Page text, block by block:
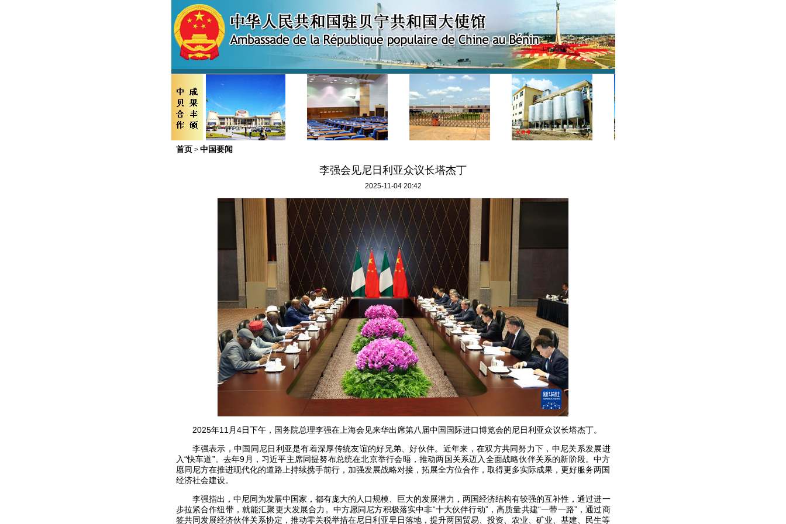
首页 > 中国要闻
李强会见尼日利亚众议长塔杰丁
2025-11-04 20:42
2025年11月4日下午，国务院总理李强在上海会见来华出席第八届中国国际进口博览会的尼日利亚众议长塔杰丁。
李强表示，中国同尼日利亚是有着深厚传统友谊的好兄弟、好伙伴。近年来，在双方共同努力下，中尼关系发展进
入“快车道”。去年9月，习近平主席同提努布总统在北京举行会晤，推动两国关系迈入全面战略伙伴关系的新阶段。中方
愿同尼方在推进现代化的道路上持续携手前行，加强发展战略对接，拓展全方位合作，取得更多实际成果，更好服务两国
经济社会建设。
李强指出，中尼同为发展中国家，都有庞大的人口规模、巨大的发展潜力，两国经济结构有较强的互补性，通过进一
步拉紧合作纽带，就能汇聚更大发展合力。中方愿同尼方积极落实中非“十大伙伴行动”，高质量共建“一带一路”，通过商
签共同发展经济伙伴关系协定，推动零关税举措在尼日利亚早日落地，提升两国贸易、投资、农业、矿业、基建、民生等